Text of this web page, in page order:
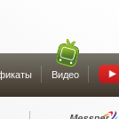
Видео